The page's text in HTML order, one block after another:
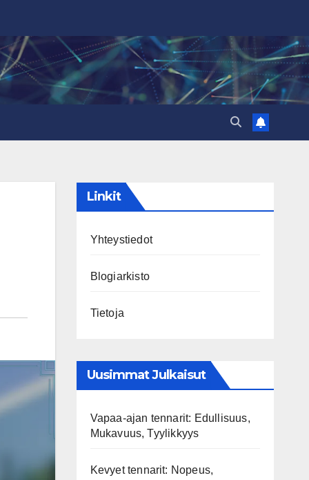
Linkit
Yhteystiedot
Blogiarkisto
Tietoja
Uusimmat Julkaisut
Vapaa-ajan tennarit: Edullisuus,
Mukavuus, Tyylikkyys
Kevyet tennarit: Nopeus,